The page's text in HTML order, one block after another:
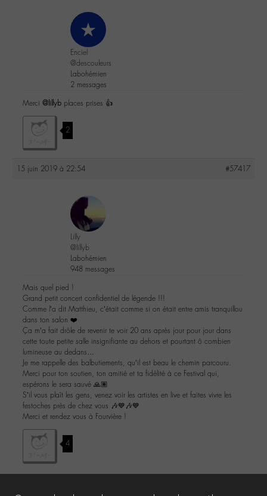
Enciel
@descouleurs
Labohémien
2 messages
Merci @lillyb places prises 👍
2
15 juin 2019 à 22:54 #57417
Lilly
@lillyb
Labohémien
948 messages
Mais quel pied !
Grand petit concert confidentiel de légende !!!
Comme l’a dit Matthieu, c’était comme si on était entre amis tranquillou
dans ton salon ❤️
Ça m’a fait drôle de revenir te voir 20 ans après jour pour jour dans
cette toute petite salle insignifiante au dehors et pourtant ô combien
lumineuse au dedans…
Je me rappelle des balbutiements, qu’il est beau le chemin parcouru.
Merci pour ton soutien, ton amitié et ta fidélité à ce Festival qui,
espérons le sera sauvé 🙏🏽
S’il vous plaît les gens, venez voir les artistes en live et faites vivre les
festoches près de chez vous 🎶💙🎶💙
Merci et rendez vous à Fourvière !
4